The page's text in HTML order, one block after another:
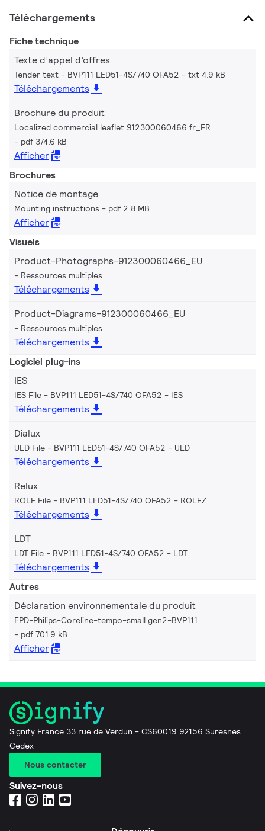
Téléchargements
Fiche technique
Texte d’appel d’offres
Tender text - BVP111 LED51-4S/740 OFA52 txt 4.9 kB
Téléchargements
Brochure du produit
Localized commercial leaflet 912300060466 fr_FR
pdf 374.6 kB
Afficher
Brochures
Notice de montage
Mounting instructions pdf 2.8 MB
Afficher
Visuels
Product-Photographs-912300060466_EU
Ressources multiples
Téléchargements
Product-Diagrams-912300060466_EU
Ressources multiples
Téléchargements
Logiciel plug-ins
IES
IES File - BVP111 LED51-4S/740 OFA52 IES
Téléchargements
Dialux
ULD File - BVP111 LED51-4S/740 OFA52 ULD
Téléchargements
Relux
ROLF File - BVP111 LED51-4S/740 OFA52 ROLFZ
Téléchargements
LDT
LDT File - BVP111 LED51-4S/740 OFA52 LDT
Téléchargements
Autres
Déclaration environnementale du produit
EPD-Philips-Coreline-tempo-small gen2-BVP111
pdf 701.9 kB
Afficher
Signify France 33 rue de Verdun - CS60019 92156 Suresnes
Cedex
Nous contacter
Suivez-nous